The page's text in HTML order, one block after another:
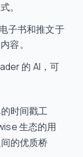
。
子书和推文于
容。
的 AI，可
时间戳工
生态的用
的优质桥